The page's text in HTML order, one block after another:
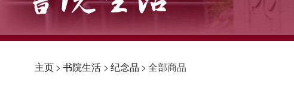
主页> 书院生活 > 纪念品 > 全部商品